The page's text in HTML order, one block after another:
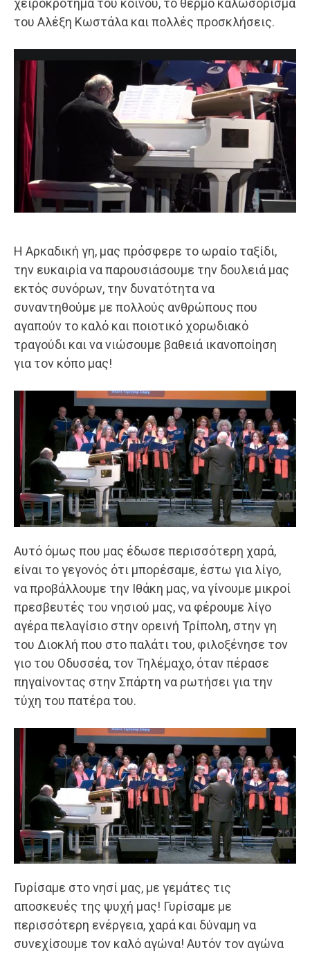
χειροκρότημα του κοινού, το θερμό καλωσόρισμα
του Αλέξη Κωστάλα και πολλές προσκλήσεις.
Η Αρκαδική γη, μας πρόσφερε το ωραίο ταξίδι,
την ευκαιρία να παρουσιάσουμε την δουλειά μας
εκτός συνόρων, την δυνατότητα να
συναντηθούμε με πολλούς ανθρώπους που
αγαπούν το καλό και ποιοτικό χορωδιακό
τραγούδι και να νιώσουμε βαθειά ικανοποίηση
για τον κόπο μας!
Αυτό όμως που μας έδωσε περισσότερη χαρά,
είναι το γεγονός ότι μπορέσαμε, έστω για λίγο,
να προβάλλουμε την Ιθάκη μας, να γίνουμε μικροί
πρεσβευτές του νησιού μας, να φέρουμε λίγο
αγέρα πελαγίσιο στην ορεινή Τρίπολη, στην γη
του Διοκλή που στο παλάτι του, φιλοξένησε τον
γιο του Οδυσσέα, τον Τηλέμαχο, όταν πέρασε
πηγαίνοντας στην Σπάρτη να ρωτήσει για την
τύχη του πατέρα του.
Γυρίσαμε στο νησί μας, με γεμάτες τις
αποσκευές της ψυχή μας! Γυρίσαμε με
περισσότερη ενέργεια, χαρά και δύναμη να
συνεχίσουμε τον καλό αγώνα! Αυτόν τον αγώνα